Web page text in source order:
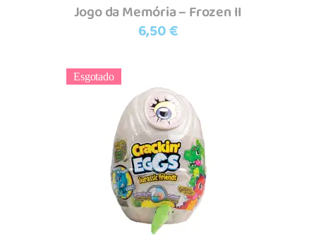
Jogo da Memória – Frozen II
6,50€
Esgotado
Ler mais